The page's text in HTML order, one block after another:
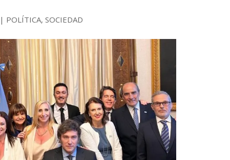
| POLÍTICA,SOCIEDAD